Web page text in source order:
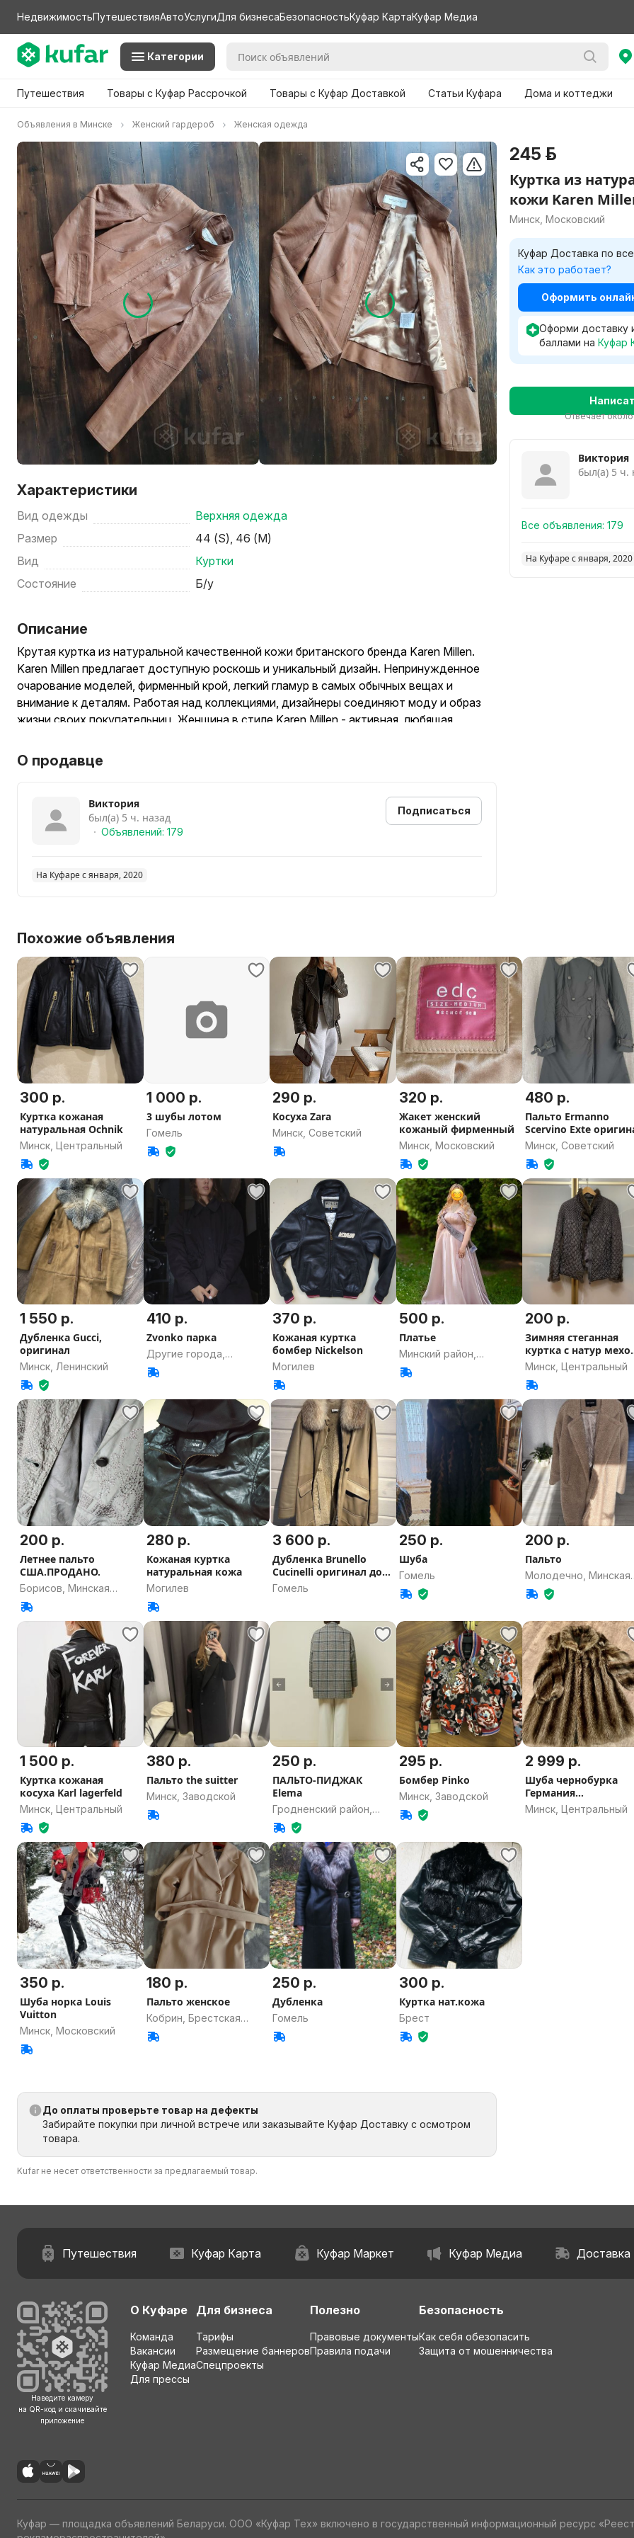
НедвижимостьПутешествияАвтоУслугиДля бизнесаБезопасностьКуфар КартаКуфар Медиа
Категории
Путешествия Товары с Куфар Рассрочкой Товары с Куфар Доставкой Статьи Куфара Дома и коттеджи
Объявления в Минске Женский гардероб Женская одежда
Характеристики
Вид одежды
Верхняя одежда
Размер
44 (S), 46 (M)
Вид
Куртки
Состояние
Б/у
Описание
Крутая куртка из натуральной качественной кожи британского бренда Karen Millen.
Karen Millen предлагает доступную роскошь и уникальный дизайн. Непринужденное
очарование моделей, фирменный крой, легкий гламур в самых обычных вещах и
внимание к деталям. Работая над коллекциями, дизайнеры соединяют моду и образ
жизни своих покупательниц. Женщина в стиле Karen Millen - активная, любящая
состояние. Размер S/M (UK 10, US 6). Замеры на фото
О продавце
Виктория
был(а) 5 ч. назад
Объявлений: 179
Подписаться
На Куфаре с января, 2020
Похожие объявления
300 р.
Куртка кожаная
натуральная Ochnik
Минск, Центральный
1 000 р.
3 шубы лотом
Гомель
290 р.
Косуха Zara
Минск, Советский
320 р.
Жакет женский
кожаный фирменный
Минск, Московский
480 р.
Пальто Ermanno
Scervino Exte
Минск, Советский
1 550 р.
Дубленка Gucci,
оригинал
Минск, Ленинский
410 р.
Zvonko парка
Другие города,
Гродненская область
370 р.
Кожаная куртка
бомбер Nickelson
Могилев
500 р.
Платье
Минский район,
Минская область
200 р.
Зимняя стеганная
куртка с натур
и утепл. M/L
Минск, Центральный
200 р.
Летнее пальто
США.ПРОДАНО.
Борисов, Минская
область
280 р.
Кожаная куртка
натуральная кожа
Могилев
3 600 р.
Дубленка Brunello
Cucinelli оригинал до
10.08
Гомель
250 р.
Шуба
Гомель
200 р.
Пальто
Молодечно, Минская
область
1 500 р.
Куртка кожаная
косуха Karl lagerfeld
Минск, Центральный
380 р.
Пальто the suitter
Минск, Заводской
250 р.
ПАЛЬТО-ПИДЖАК
Elema
Гродненский район,
Гродненская область
295 р.
Бомбер Pinko
Минск, Заводской
2 999 р.
Шуба чернобурка
Германия
Kürschneratelier
Минск, Центральный
350 р.
Шуба норка Louis
Vuitton
Минск, Московский
180 р.
Пальто женское
Кобрин, Брестская
область
250 р.
Дубленка
Гомель
300 р.
Куртка нат.кожа
Брест
До оплаты проверьте товар на дефекты
Забирайте покупки при личной встрече или заказывайте Куфар Доставку с осмотром
товара.
Kufar не несет ответственности за предлагаемый товар.
245 р.
Куртка из
кожи Karen
Минск, Московский
Куфар Доставка по
Как это работает?
Оформить
Оформи доставку
баллами на Куфар
Отвечает
Виктория
был(а) 5 ч.
Все объявления: 179
На Куфаре с января, 2020
Путешествия Куфар Карта Куфар Маркет Куфар Медиа Доставка
Наведите камеру
на QR-код и скачивайте
приложение
О Куфаре
Команда
Вакансии
Куфар Медиа
Для прессы
Для бизнеса
Тарифы
Размещение баннеров
Спецпроекты
Полезно
Правовые документы
Правила подачи
Безопасность
Как себя обезопасить
Защита от мошенничества
Куфар — площадка объявлений Беларуси. ООО «Куфар Тех» включено в государственный информационный ресурс